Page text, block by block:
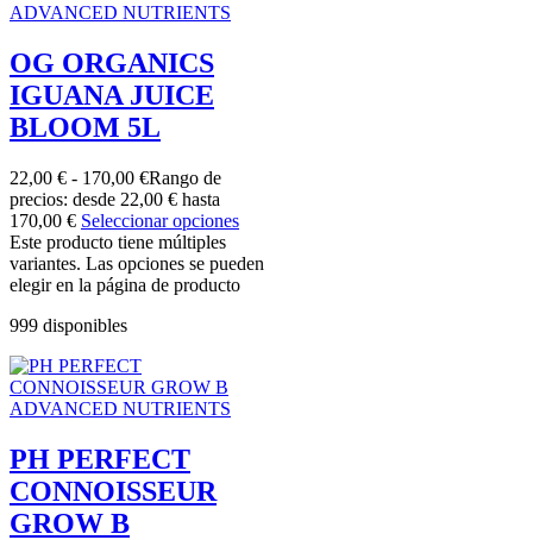
ADVANCED NUTRIENTS
OG ORGANICS
IGUANA JUICE
BLOOM 5L
22,00 € - 170,00 €Rango de
precios: desde 22,00 € hasta
170,00 € Seleccionar opciones
Este producto tiene múltiples
variantes. Las opciones se pueden
elegir en la página de producto
999 disponibles
ADVANCED NUTRIENTS
PH PERFECT
CONNOISSEUR
GROW B